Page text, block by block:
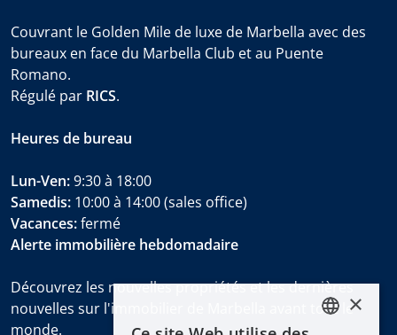
Couvrant le Golden Mile de luxe de Marbella avec des
bureaux en face du Marbella Club et au Puente
Romano.
Régulé par RICS.
Heures de bureau
Lun-Ven:9:30 à 18:00
Samedis: 10:00 à 14:00 (sales office)
Vacances:fermé
Alerte immobilière hebdomadaire
Découvrez les nouvelles propriétés et les dernières
nouvelles sur l'immobilier de Marbella avant tout le
monde.
×